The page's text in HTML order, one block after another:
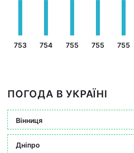
753 754 755 755 755
ПОГОДА В УКРАЇНІ
Вінниця
Дніпро